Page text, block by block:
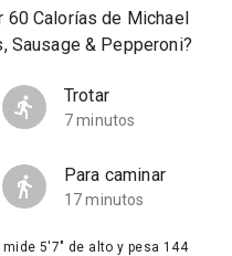
60 Calorías de Michael
Sausage & Pepperoni?
Trotar
7 minutos
Para caminar
17 minutos
5'7" de alto y pesa 144